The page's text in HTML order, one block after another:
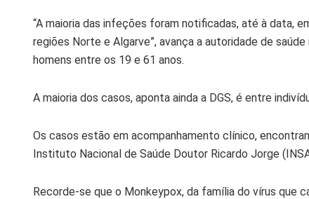
“A maioria das infeções foram notificadas, até à data,
regiões Norte e Algarve”, avança a autoridade de
homens entre os 19 e 61 anos.
A maioria dos casos, aponta ainda a DGS, é entre
Os casos estão em acompanhamento clínico,
Instituto Nacional de Saúde Doutor Ricardo Jorge
Recorde-se que o Monkeypox, da família do vírus que